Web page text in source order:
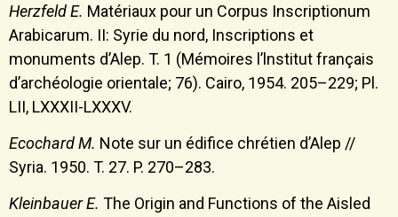
Herzfeld E. Matériaux pour un Corpus Inscriptionum
Arabicarum. II: Syrie du nord, Inscriptions et
monuments d’Alep. T. 1 (Mémoires l’lnstitut français
d’archéologie orientale; 76). Cairo, 1954. 205–229; Pl.
LII, LXXXII-LXXXV.
Ecochard M. Note sur un édifice chrétien d’Alep //
Syria. 1950. T. 27. P. 270–283.
Kleinbauer E. The Origin and Functions of the Aisled